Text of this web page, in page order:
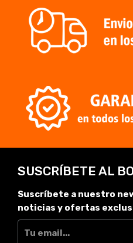
SUSCRÍBETE AL
Suscríbete a nuestro
noticias y ofertas